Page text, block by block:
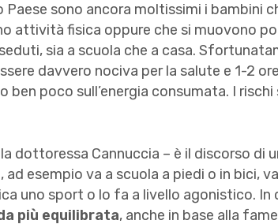
sono ancora moltissimi i bambini
attività fisica oppure che si muovono
sia a scuola che a casa.
davvero nociva per la salute e 1-2
ben poco sull’energia consumata. I
dottoressa Cannuccia – è il discorso di
esempio va a scuola a piedi o in bici,
uno sport o lo fa a livello agonistico. In
più equilibrata, anche in base alla